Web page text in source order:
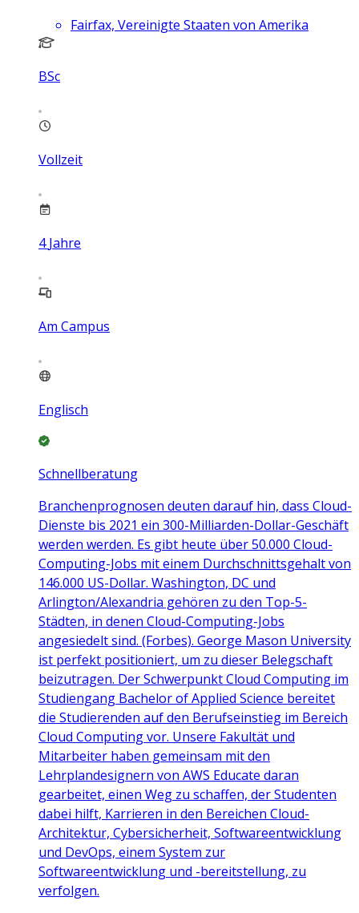
Fairfax, Vereinigte Staaten von Amerika
BSc
Vollzeit
4 Jahre
Am Campus
Englisch
Schnellberatung
Branchenprognosen deuten darauf hin, dass Cloud-
Dienste bis 2021 ein 300-Milliarden-Dollar-Geschäft
werden werden. Es gibt heute über 50.000 Cloud-
Computing-Jobs mit einem Durchschnittsgehalt von
146.000 US-Dollar. Washington, DC und
Arlington/Alexandria gehören zu den Top-5-
Städten, in denen Cloud-Computing-Jobs
angesiedelt sind. (Forbes). George Mason University
ist perfekt positioniert, um zu dieser Belegschaft
beizutragen. Der Schwerpunkt Cloud Computing im
Studiengang Bachelor of Applied Science bereitet
die Studierenden auf den Berufseinstieg im Bereich
Cloud Computing vor. Unsere Fakultät und
Mitarbeiter haben gemeinsam mit den
Lehrplandesignern von AWS Educate daran
gearbeitet, einen Weg zu schaffen, der Studenten
dabei hilft, Karrieren in den Bereichen Cloud-
Architektur, Cybersicherheit, Softwareentwicklung
und DevOps, einem System zur
Softwareentwicklung und -bereitstellung, zu
verfolgen.